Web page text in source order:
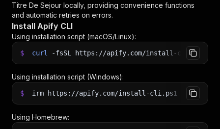
Titre De Sejour locally, providing convenience functions
and automatic retries on errors.
Install Apify CLI
Using installation script (macOS/Linux):
$ curl -fsSL https://apify.com/install-cli.sh
Using installation script (Windows):
$ irm https://apify.com/install-cli.ps1 iex
Using Homebrew: